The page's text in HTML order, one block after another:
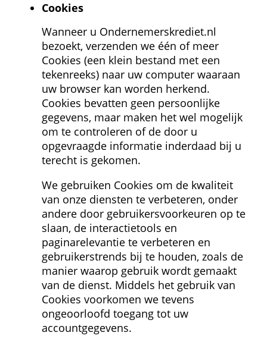
Cookies
Wanneer u Ondernemerskrediet.nl
bezoekt, verzenden we één of meer
Cookies (een klein bestand met een
tekenreeks) naar uw computer waaraan
uw browser kan worden herkend.
Cookies bevatten geen persoonlijke
gegevens, maar maken het wel mogelijk
om te controleren of de door u
opgevraagde informatie inderdaad bij u
terecht is gekomen.
We gebruiken Cookies om de kwaliteit
van onze diensten te verbeteren, onder
andere door gebruikersvoorkeuren op te
slaan, de interactietools en
paginarelevantie te verbeteren en
gebruikerstrends bij te houden, zoals de
manier waarop gebruik wordt gemaakt
van de dienst. Middels het gebruik van
Cookies voorkomen we tevens
ongeoorloofd toegang tot uw
accountgegevens.